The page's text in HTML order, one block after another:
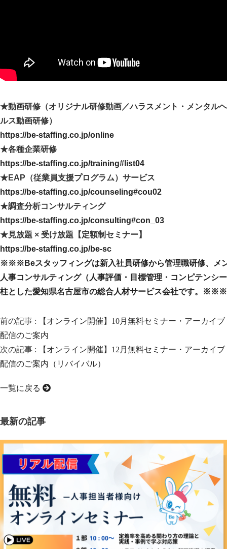
★動画研修（オリジナル研修動画／ハラスメント・メンタルヘ
ルス動画研修）
https://be-staffing.co.jp/online
★各種企業研修
https://be-staffing.co.jp/training#list04
★EAP（従業員支援プログラム）サービス
https://be-staffing.co.jp/counseling#cou02
★調査分析コンサルティング
https://be-staffing.co.jp/consulting#con_03
★見放題 × 受け放題【定額制セミナー】
https://be-staffing.co.jp/be-sc
※※※Beスタッフィングは新入社員研修から管理職研修、メ
人事コンサルティング（人事評価・目標管理・コンピテンシ
柱とした愛知県名古屋市の総合人材サービス会社です。※※※
前の記事 :
【オンライン開催】10月無料セミナー・アーカイブ
配信のご案内
次の記事 :
【オンライン開催】12月無料セミナー・アーカイブ
配信のご案内（リバイバル）
一覧に戻る
最新の記事